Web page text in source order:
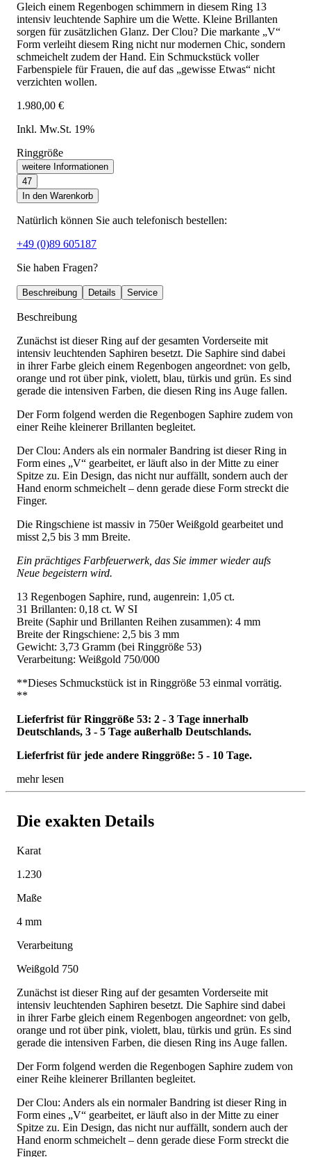
Gleich einem Regenbogen schimmern in diesem Ring 13
intensiv leuchtende Saphire um die Wette. Kleine Brillanten
sorgen für zusätzlichen Glanz. Der Clou? Die markante „V“
Form verleiht diesem Ring nicht nur modernen Chic, sondern
schmeichelt zudem der Hand. Ein Schmuckstück voller
Farbenspiele für Frauen, die auf das „gewisse Etwas“ nicht
verzichten wollen.
1.980,00 €
Inkl. Mw.St. 19%
Ringgröße
weitere Informationen
47
In den Warenkorb
Natürlich können Sie auch telefonisch bestellen:
+49 (0)89 605187
Sie haben Fragen?
Beschreibung Details Service
Beschreibung
Zunächst ist dieser Ring auf der gesamten Vorderseite mit
intensiv leuchtenden Saphiren besetzt. Die Saphire sind dabei
in ihrer Farbe gleich einem Regenbogen angeordnet: von gelb,
orange und rot über pink, violett, blau, türkis und grün. Es sind
gerade die intensiven Farben, die diesen Ring ins Auge fallen.
Der Form folgend werden die Regenbogen Saphire zudem von
einer Reihe kleinerer Brillanten begleitet.
Der Clou: Anders als ein normaler Bandring ist dieser Ring in
Form eines „V“ gearbeitet, er läuft also in der Mitte zu einer
Spitze zu. Ein Design, das nicht nur auffällt, sondern auch der
Hand enorm schmeichelt – denn gerade diese Form streckt die
Finger.
Die Ringschiene ist massiv in 750er Weißgold gearbeitet und
misst 2,5 bis 3 mm Breite.
Ein prächtiges Farbfeuerwerk, das Sie immer wieder aufs
Neue begeistern wird.
13 Regenbogen Saphire, rund, augenrein: 1,05 ct.
31 Brillanten: 0,18 ct. W SI
Breite (Saphir und Brillanten Reihen zusammen): 4 mm
Breite der Ringschiene: 2,5 bis 3 mm
Gewicht: 3,73 Gramm (bei Ringgröße 53)
Verarbeitung: Weißgold 750/000
**Dieses Schmuckstück ist in Ringgröße 53 einmal vorrätig.
**
Lieferfrist für Ringgröße 53: 2 - 3 Tage innerhalb
Deutschlands, 3 - 5 Tage außerhalb Deutschlands.
Lieferfrist für jede andere Ringgröße: 5 - 10 Tage.
mehr lesen
Die exakten Details
Karat
1.230
Maße
4 mm
Verarbeitung
Weißgold 750
Zunächst ist dieser Ring auf der gesamten Vorderseite mit
intensiv leuchtenden Saphiren besetzt. Die Saphire sind dabei
in ihrer Farbe gleich einem Regenbogen angeordnet: von gelb,
orange und rot über pink, violett, blau, türkis und grün. Es sind
gerade die intensiven Farben, die diesen Ring ins Auge fallen.
Der Form folgend werden die Regenbogen Saphire zudem von
einer Reihe kleinerer Brillanten begleitet.
Der Clou: Anders als ein normaler Bandring ist dieser Ring in
Form eines „V“ gearbeitet, er läuft also in der Mitte zu einer
Spitze zu. Ein Design, das nicht nur auffällt, sondern auch der
Hand enorm schmeichelt – denn gerade diese Form streckt die
Finger.